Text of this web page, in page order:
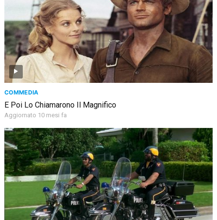
COMMEDIA
E Poi Lo Chiamarono Il Magnifico
Aggiornato 10 mesi fa